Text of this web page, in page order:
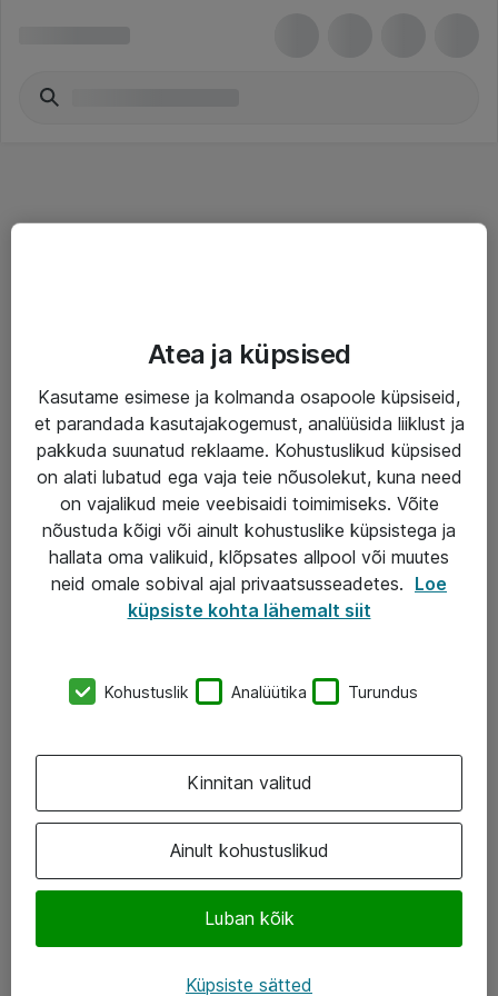
Haldusteenused
Garantii
Turva- ja nõrkvoolulahendused
AS ATEA
+372 659 3591
Järvevana tee 7b, 10112 Tallinn
Facebook
Atea ja küpsised
Kasutame esimese ja kolmanda osapoole küpsiseid,
et parandada kasutajakogemust, analüüsida liiklust ja
pakkuda suunatud reklaame. Kohustuslikud küpsised
on alati lubatud ega vaja teie nõusolekut, kuna need
on vajalikud meie veebisaidi toimimiseks. Võite
nõustuda kõigi või ainult kohustuslike küpsistega ja
hallata oma valikuid, klõpsates allpool või muutes
neid omale sobival ajal privaatsusseadetes. Loe
küpsiste kohta lähemalt siit
Kohustuslik Analüütika Turundus
Ainult kohustuslikud
Luban kõik
Kinnitan valitud
Küpsiste sätted